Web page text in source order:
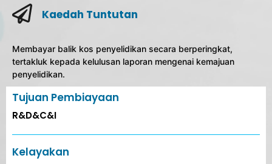
Kaedah Tuntutan
Membayar balik kos penyelidikan secara berperingkat,
tertakluk kepada kelulusan laporan mengenai kemajuan
penyelidikan.
Tujuan Pembiayaan
R&D&C&I
Kelayakan